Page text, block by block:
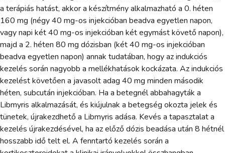
a terápiás hatást, akkor a készítmény alkalmazható a 0. héten
160 mg (négy 40 mg-os injekcióban beadva egyetlen napon,
vagy napi két 40 mg-os injekcióban két egymást követő napon),
majd a 2. héten 80 mg dózisban (két 40 mg-os injekcióban
beadva egyetlen napon) annak tudatában, hogy az indukciós
kezelés során nagyobb a mellékhatások kockázata. Az indukciós
kezelést követően a javasolt adag 40 mg minden második
héten, subcután injekcióban. Ha a betegnél abbahagyták a
Libmyris alkalmazását, és kiújulnak a betegség okozta jelek és
tünetek, újrakezdhető a Libmyris adása. Kevés a tapasztalat a
kezelés újrakezdésével, ha az előző dózis beadása után 8 hétnél
hosszabb idő telt el. A fenntartó kezelés során a